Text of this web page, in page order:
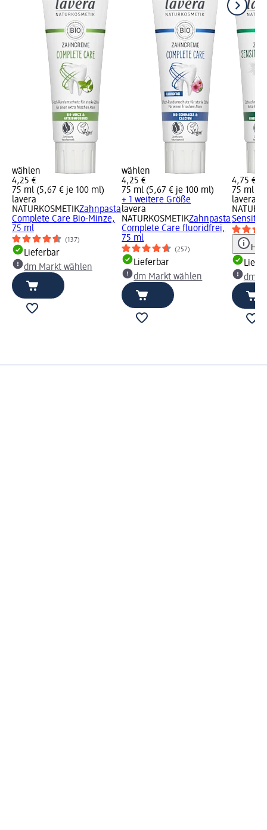
wählen
4,25 €
75 ml (5,67 € je 100 ml)
lavera
NATURKOSMETIKZahnpasta
Complete Care Bio-Minze,
75 ml
(137)
Lieferbar
dm Markt wählen
wählen
4,25 €
75 ml (5,67 € je 100 ml)
+ 1 weitere Größe
lavera
NATURKOSMETIKZahnpasta
Complete Care fluoridfrei,
75 ml
(257)
Lieferbar
dm Markt wählen
4,75 €
75 ml
lavera
dm